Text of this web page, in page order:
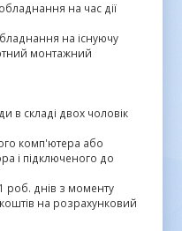
на час дії
на існуючу
монтажний
в складі двох чоловік
комп'ютера або
і підключеного до
роб. днів з моменту
на розрахунковий